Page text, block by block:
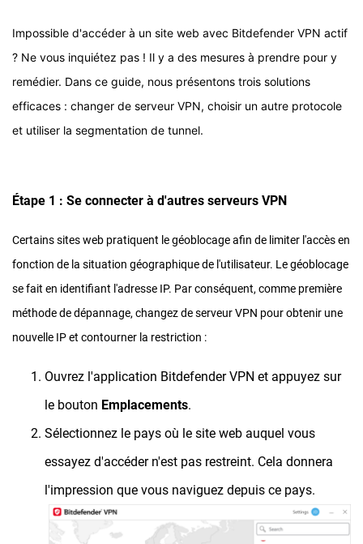
Impossible d'accéder à un site web avec Bitdefender VPN actif
? Ne vous inquiétez pas ! Il y a des mesures à prendre pour y
remédier. Dans ce guide, nous présentons trois solutions
efficaces : changer de serveur VPN, choisir un autre protocole
et utiliser la segmentation de tunnel.
Étape 1 : Se connecter à d'autres serveurs VPN
Certains sites web pratiquent le géoblocage afin de limiter l'accès en
fonction de la situation géographique de l'utilisateur. Le géoblocage
se fait en identifiant l'adresse IP. Par conséquent, comme première
méthode de dépannage, changez de serveur VPN pour obtenir une
nouvelle IP et contourner la restriction :
Ouvrez l'application Bitdefender VPN et appuyez sur
le bouton Emplacements.
Sélectionnez le pays où le site web auquel vous
essayez d'accéder n'est pas restreint. Cela donnera
l'impression que vous naviguez depuis ce pays.